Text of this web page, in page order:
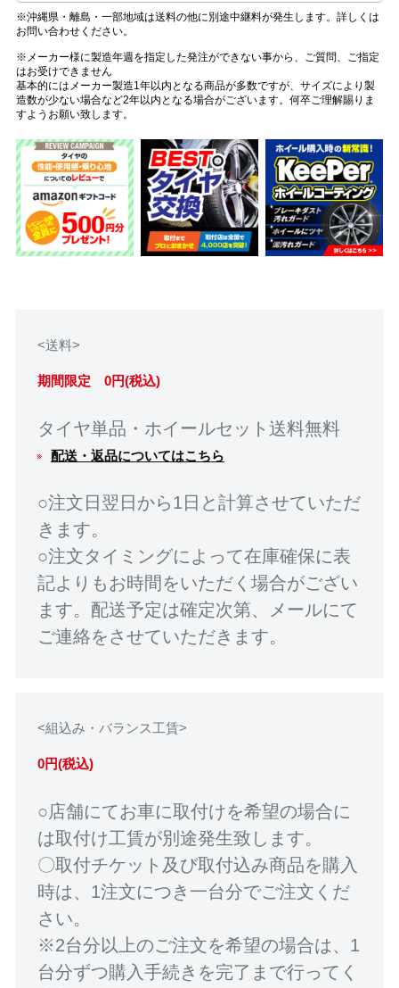
※沖縄県・離島・一部地域は送料の他に別途中継料が発生します。詳しくは
お問い合わせください。
※メーカー様に製造年週を指定した発注ができない事から、ご質問、ご指定
はお受けできません
基本的にはメーカー製造1年以内となる商品が多数ですが、サイズにより製
造数が少ない場合など2年以内となる場合がございます。何卒ご理解賜りま
すようお願い致します。
<送料>
期間限定 0円(税込)
タイヤ単品・ホイールセット送料無料
配送・返品についてはこちら
○注文日翌日から1日と計算させていただ
きます。
○注文タイミングによって在庫確保に表
記よりもお時間をいただく場合がござい
ます。配送予定は確定次第、メールにて
ご連絡をさせていただきます。
<組込み・バランス工賃>
0円(税込)
○店舗にてお車に取付けを希望の場合に
は取付け工賃が別途発生致します。
〇取付チケット及び取付込み商品を購入
時は、1注文につき一台分でご注文くだ
さい。
※2台分以上のご注文を希望の場合は、1
台分ずつ購入手続きを完了まで行ってく